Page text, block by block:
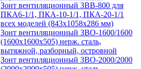
Зонт вентиляционный ЗВВ-800 для
ПКА6-1/1, ПКА-10-1/1, ПКА-20-1/1
всех моделей (843х1058х286 мм)
Зонт вентиляционный ЗВО-1600/1600
(1600х1600х505) нерж. сталь,
вытяжной, разборный, островной
Зонт вентиляционный ЗВО-2000/2000